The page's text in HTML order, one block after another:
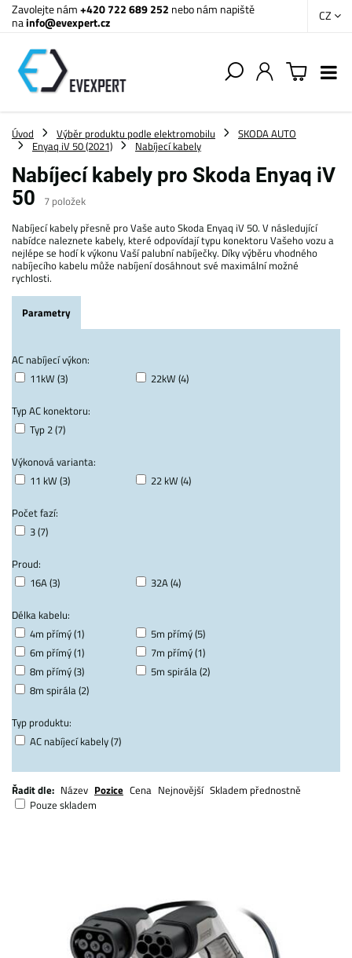
Zavolejte nám+420 722 689 252 nebo nám napiště
nainfo@evexpert.cz CZ
Úvod Výběr produktu podle elektromobilu
SKODA AUTO
Enyaq iV 50 (2021)
Nabíjecí kabely
Nabíjecí kabely pro Skoda Enyaq iV
50
7 položek
Nabíjecí kabely přesně pro Vaše auto Skoda Enyaq iV 50. V následující
nabídce naleznete kabely, které odpovídají typu konektoru Vašeho vozu a
nejlépe se hodí k výkonu Vaší palubní nabíječky. Díky výběru vhodného
nabíjecího kabelu může nabíjení dosáhnout své maximální možné
rychlosti.
Parametry
AC nabíjecí výkon:
11kW (3)
22kW (4)
Typ AC konektoru:
Typ 2 (7)
Výkonová varianta:
11 kW (3)
22 kW (4)
Počet fazí:
3 (7)
Proud:
16A (3)
32A (4)
Délka kabelu:
4m přímý (1)
5m přímý (5)
6m přímý (1)
7m přímý (1)
8m přímý (3)
5m spirála (2)
8m spirála (2)
Typ produktu:
AC nabíjecí kabely (7)
Řadit dle: Název Pozice Cena Nejnovější Skladem přednostně
Pouze skladem